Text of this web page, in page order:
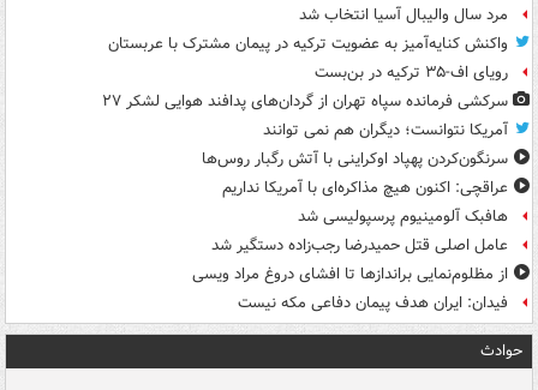
مرد سال والیبال آسیا انتخاب شد
واکنش کنایه‌آمیز به عضویت ترکیه در پیمان مشترک با عربستان
رویای اف-۳۵ ترکیه در بن‌بست
سرکشی فرمانده سپاه تهران از گردان‌های پدافند هوایی لشکر ۲۷
آمریکا نتوانست؛ دیگران هم نمی توانند
سرنگون‌کردن پهپاد اوکراینی با آتش رگبار روس‌ها
عراقچی: اکنون هیچ مذاکره‌ای با آمریکا نداریم
هافبک آلومینیوم پرسپولیسی شد
عامل اصلی قتل حمیدرضا رجب‌زاده دستگیر شد
از مظلوم‌نمایی براندازها تا افشای دروغ مراد ویسی
فیدان: ایران هدف پیمان دفاعی مکه نیست
حوادث